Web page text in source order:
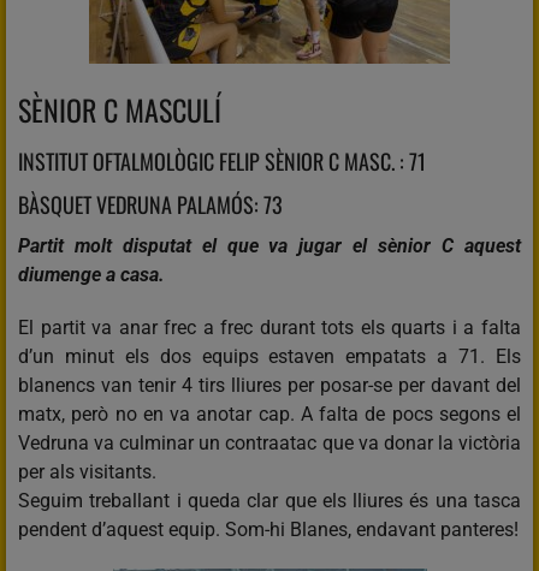
SÈNIOR C MASCULÍ
INSTITUT OFTALMOLÒGIC FELIP SÈNIOR C MASC. : 71
BÀSQUET VEDRUNA PALAMÓS: 73
Partit molt disputat el que va jugar el sènior C aquest
diumenge a casa.
El partit va anar frec a frec durant tots els quarts i a falta
d’un minut els dos equips estaven empatats a 71. Els
blanencs van tenir 4 tirs lliures per posar-se per davant del
matx, però no en va anotar cap. A falta de pocs segons el
Vedruna va culminar un contraatac que va donar la victòria
per als visitants.
Seguim treballant i queda clar que els lliures és una tasca
pendent d’aquest equip. Som-hi Blanes, endavant panteres!